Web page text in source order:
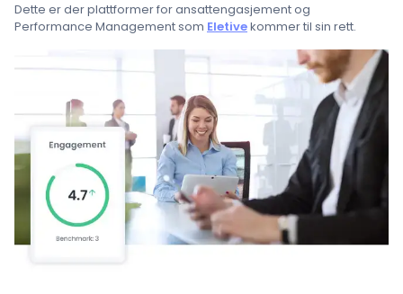
Dette er der plattformer for ansattengasjement og
Performance Management som Eletivekommer til sin rett.